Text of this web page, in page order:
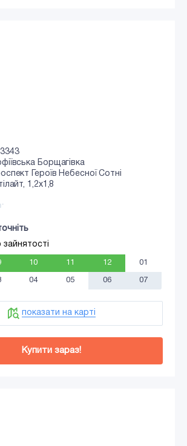
Борщагівка
Героїв Небесної Сотні
1,2x1,8
10 11 12 01
04 05 06 07
показати на карті
Купити зараз!